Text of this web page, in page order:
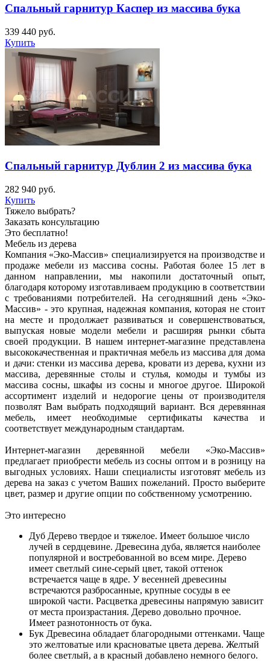
Спальный гарнитур Каспер из массива бука
339 440 руб.
Купить
Спальный гарнитур Дублин 2 из массива бука
282 940 руб.
Купить
Тяжело выбрать?
Заказать консультацию
Это бесплатно!
Мебель из дерева
Компания «Эко-Массив» специализируется на производстве и
продаже мебели из массива сосны. Работая более 15 лет в
данном направлении, мы накопили достаточный опыт,
благодаря которому изготавливаем продукцию в соответствии
с требованиями потребителей. На сегодняшний день «Эко-
Массив» - это крупная, надежная компания, которая не стоит
на месте и продолжает развиваться и совершенствоваться,
выпуская новые модели мебели и расширяя рынки сбыта
своей продукции. В нашем интернет-магазине представлена
высококачественная и практичная мебель из массива для дома
и дачи: стенки из массива дерева, кровати из дерева, кухни из
массива, деревянные столы и стулья, комоды и тумбы из
массива сосны, шкафы из сосны и многое другое. Широкой
ассортимент изделий и недорогие цены от производителя
позволят Вам выбрать подходящий вариант. Вся деревянная
мебель, имеет необходимые сертификаты качества и
соответствует международным стандартам.
Интернет-магазин деревянной мебели «Эко-Массив»
предлагает приобрести мебель из сосны оптом и в розницу на
выгодных условиях. Наши специалисты изготовят мебель из
дерева на заказ с учетом Ваших пожеланий. Просто выберите
цвет, размер и другие опции по собственному усмотрению.
Это интересно
Дуб Дерево твердое и тяжелое. Имеет большое число
лучей в сердцевине. Древесина дуба, является наиболее
популярной и востребованной во всем мире. Дерево
имеет светлый сине-серый цвет, такой оттенок
встречается чаще в ядре. У весенней древесины
встречаются разбросанные, крупные сосуды в ее
широкой части. Расцветка древесины напрямую зависит
от места произрастания. Дерево довольно прочное.
Имеет разнотонность от бука.
Бук Древесина обладает благородными оттенками. Чаще
это желтоватые или красноватые цвета дерева. Желтый
более светлый, а в красный добавлено немного белого.